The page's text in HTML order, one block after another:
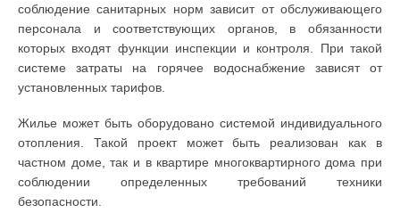
соблюдение санитарных норм зависит от обслуживающего
персонала и соответствующих органов, в обязанности
которых входят функции инспекции и контроля. При такой
системе затраты на горячее водоснабжение зависят от
установленных тарифов.
Жилье может быть оборудовано системой индивидуального
отопления. Такой проект может быть реализован как в
частном доме, так и в квартире многоквартирного дома при
соблюдении определенных требований техники
безопасности.